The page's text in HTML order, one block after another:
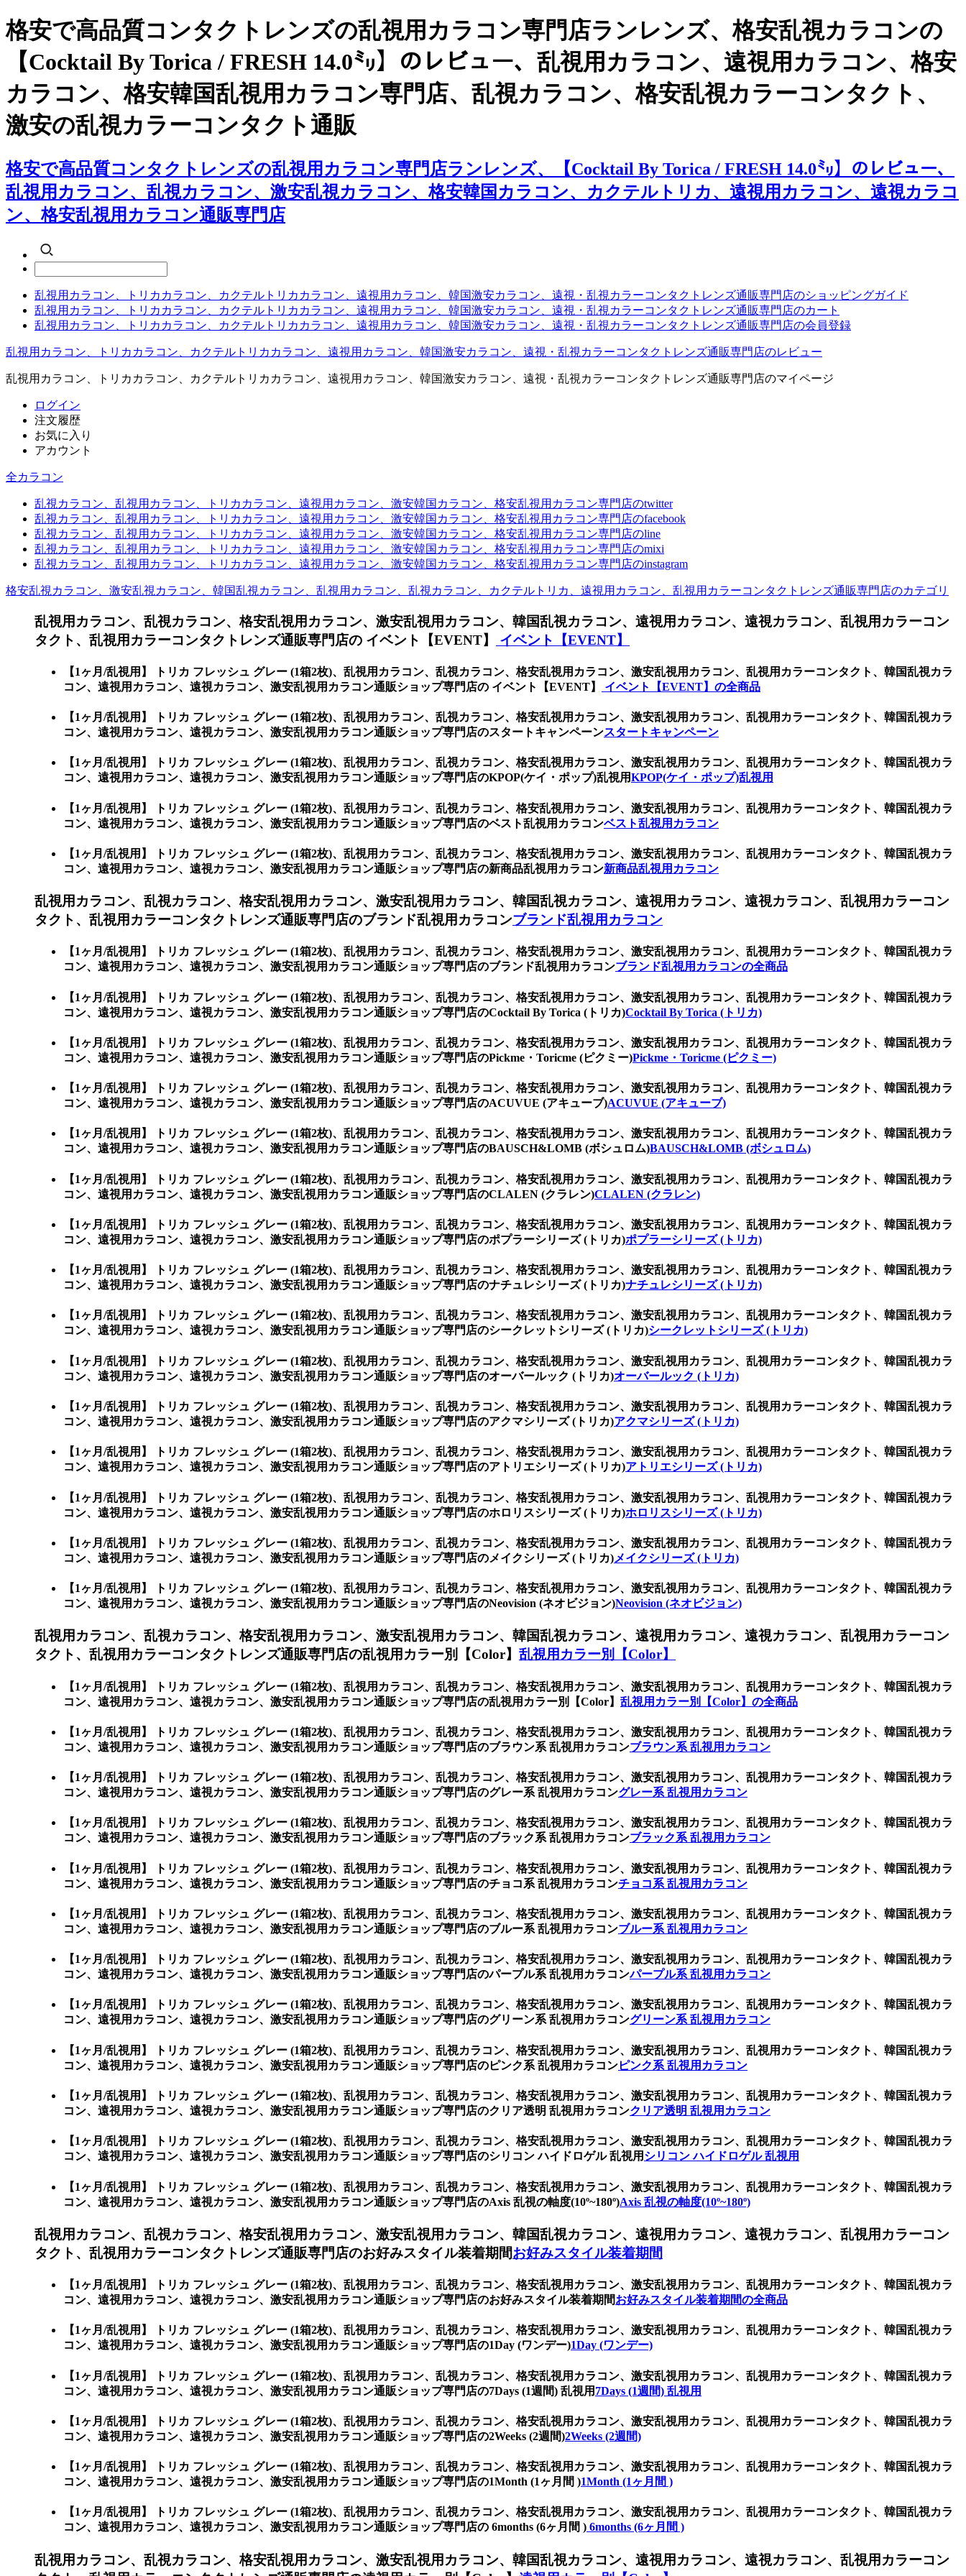
格安で高品質コンタクトレンズの乱視用カラコン専門店ランレンズ、格安乱視カラコンの
【Cocktail By Torica / FRESH 14.0㍉】のレビュー、乱視用カラコン、遠視用カラコン、格安
カラコン、格安韓国乱視用カラコン専門店、乱視カラコン、格安乱視カラーコンタクト、
激安の乱視カラーコンタクト通販
格安で高品質コンタクトレンズの乱視用カラコン専門店ランレンズ、【Cocktail By Torica / FRESH 14.0㍉】のレビュー、
乱視用カラコン、乱視カラコン、激安乱視カラコン、格安韓国カラコン、カクテルトリカ、遠視用カラコン、遠視カラコ
ン、格安乱視用カラコン通販専門店
乱視用カラコン、トリカカラコン、カクテルトリカカラコン、遠視用カラコン、韓国激安カラコン、遠視・乱視カラーコンタクトレンズ通販専門店のショッピングガイド
乱視用カラコン、トリカカラコン、カクテルトリカカラコン、遠視用カラコン、韓国激安カラコン、遠視・乱視カラーコンタクトレンズ通販専門店のカート
乱視用カラコン、トリカカラコン、カクテルトリカカラコン、遠視用カラコン、韓国激安カラコン、遠視・乱視カラーコンタクトレンズ通販専門店の会員登録
乱視用カラコン、トリカカラコン、カクテルトリカカラコン、遠視用カラコン、韓国激安カラコン、遠視・乱視カラーコンタクトレンズ通販専門店のレビュー
乱視用カラコン、トリカカラコン、カクテルトリカカラコン、遠視用カラコン、韓国激安カラコン、遠視・乱視カラーコンタクトレンズ通販専門店のマイページ
ログイン
注文履歴
お気に入り
アカウント
全カラコン
乱視カラコン、乱視用カラコン、トリカカラコン、遠視用カラコン、激安韓国カラコン、格安乱視用カラコン専門店のtwitter
乱視カラコン、乱視用カラコン、トリカカラコン、遠視用カラコン、激安韓国カラコン、格安乱視用カラコン専門店のfacebook
乱視カラコン、乱視用カラコン、トリカカラコン、遠視用カラコン、激安韓国カラコン、格安乱視用カラコン専門店のline
乱視カラコン、乱視用カラコン、トリカカラコン、遠視用カラコン、激安韓国カラコン、格安乱視用カラコン専門店のmixi
乱視カラコン、乱視用カラコン、トリカカラコン、遠視用カラコン、激安韓国カラコン、格安乱視用カラコン専門店のinstagram
格安乱視カラコン、激安乱視カラコン、韓国乱視カラコン、乱視用カラコン、乱視カラコン、カクテルトリカ、遠視用カラコン、乱視用カラーコンタクトレンズ通販専門店のカテゴリ
乱視用カラコン、乱視カラコン、格安乱視用カラコン、激安乱視用カラコン、韓国乱視カラコン、遠視用カラコン、遠視カラコン、乱視用カラーコン
タクト、乱視用カラーコンタクトレンズ通販専門店の イベント【EVENT】
イベント【EVENT】
【1ヶ月/乱視用】 トリカ フレッシュ グレー (1箱2枚)、乱視用カラコン、乱視カラコン、格安乱視用カラコン、激安乱視用カラコン、乱視用カラーコンタクト、韓国乱視カラ
コン、遠視用カラコン、遠視カラコン、激安乱視用カラコン通販ショップ専門店の イベント【EVENT】
イベント【EVENT】の全商品
【1ヶ月/乱視用】 トリカ フレッシュ グレー (1箱2枚)、乱視用カラコン、乱視カラコン、格安乱視用カラコン、激安乱視用カラコン、乱視用カラーコンタクト、韓国乱視カラ
コン、遠視用カラコン、遠視カラコン、激安乱視用カラコン通販ショップ専門店のスタートキャンペーンスタートキャンペーン
【1ヶ月/乱視用】 トリカ フレッシュ グレー (1箱2枚)、乱視用カラコン、乱視カラコン、格安乱視用カラコン、激安乱視用カラコン、乱視用カラーコンタクト、韓国乱視カラ
コン、遠視用カラコン、遠視カラコン、激安乱視用カラコン通販ショップ専門店のKPOP(ケイ・ポップ)乱視用KPOP(ケイ・ポップ)乱視用
【1ヶ月/乱視用】 トリカ フレッシュ グレー (1箱2枚)、乱視用カラコン、乱視カラコン、格安乱視用カラコン、激安乱視用カラコン、乱視用カラーコンタクト、韓国乱視カラ
コン、遠視用カラコン、遠視カラコン、激安乱視用カラコン通販ショップ専門店のベスト乱視用カラコンベスト乱視用カラコン
【1ヶ月/乱視用】 トリカ フレッシュ グレー (1箱2枚)、乱視用カラコン、乱視カラコン、格安乱視用カラコン、激安乱視用カラコン、乱視用カラーコンタクト、韓国乱視カラ
コン、遠視用カラコン、遠視カラコン、激安乱視用カラコン通販ショップ専門店の新商品乱視用カラコン新商品乱視用カラコン
乱視用カラコン、乱視カラコン、格安乱視用カラコン、激安乱視用カラコン、韓国乱視カラコン、遠視用カラコン、遠視カラコン、乱視用カラーコン
タクト、乱視用カラーコンタクトレンズ通販専門店のブランド乱視用カラコンブランド乱視用カラコン
【1ヶ月/乱視用】 トリカ フレッシュ グレー (1箱2枚)、乱視用カラコン、乱視カラコン、格安乱視用カラコン、激安乱視用カラコン、乱視用カラーコンタクト、韓国乱視カラ
コン、遠視用カラコン、遠視カラコン、激安乱視用カラコン通販ショップ専門店のブランド乱視用カラコンブランド乱視用カラコンの全商品
【1ヶ月/乱視用】 トリカ フレッシュ グレー (1箱2枚)、乱視用カラコン、乱視カラコン、格安乱視用カラコン、激安乱視用カラコン、乱視用カラーコンタクト、韓国乱視カラ
コン、遠視用カラコン、遠視カラコン、激安乱視用カラコン通販ショップ専門店のCocktail By Torica (トリカ)Cocktail By Torica (トリカ)
【1ヶ月/乱視用】 トリカ フレッシュ グレー (1箱2枚)、乱視用カラコン、乱視カラコン、格安乱視用カラコン、激安乱視用カラコン、乱視用カラーコンタクト、韓国乱視カラ
コン、遠視用カラコン、遠視カラコン、激安乱視用カラコン通販ショップ専門店のPickme・Toricme (ピクミー)Pickme・Toricme (ピクミー)
【1ヶ月/乱視用】 トリカ フレッシュ グレー (1箱2枚)、乱視用カラコン、乱視カラコン、格安乱視用カラコン、激安乱視用カラコン、乱視用カラーコンタクト、韓国乱視カラ
コン、遠視用カラコン、遠視カラコン、激安乱視用カラコン通販ショップ専門店のACUVUE (アキューブ)ACUVUE (アキューブ)
【1ヶ月/乱視用】 トリカ フレッシュ グレー (1箱2枚)、乱視用カラコン、乱視カラコン、格安乱視用カラコン、激安乱視用カラコン、乱視用カラーコンタクト、韓国乱視カラ
コン、遠視用カラコン、遠視カラコン、激安乱視用カラコン通販ショップ専門店のBAUSCH&LOMB (ボシュロム)BAUSCH&LOMB (ボシュロム)
【1ヶ月/乱視用】 トリカ フレッシュ グレー (1箱2枚)、乱視用カラコン、乱視カラコン、格安乱視用カラコン、激安乱視用カラコン、乱視用カラーコンタクト、韓国乱視カラ
コン、遠視用カラコン、遠視カラコン、激安乱視用カラコン通販ショップ専門店のCLALEN (クラレン)CLALEN (クラレン)
【1ヶ月/乱視用】 トリカ フレッシュ グレー (1箱2枚)、乱視用カラコン、乱視カラコン、格安乱視用カラコン、激安乱視用カラコン、乱視用カラーコンタクト、韓国乱視カラ
コン、遠視用カラコン、遠視カラコン、激安乱視用カラコン通販ショップ専門店のポプラーシリーズ (トリカ)ポプラーシリーズ (トリカ)
【1ヶ月/乱視用】 トリカ フレッシュ グレー (1箱2枚)、乱視用カラコン、乱視カラコン、格安乱視用カラコン、激安乱視用カラコン、乱視用カラーコンタクト、韓国乱視カラ
コン、遠視用カラコン、遠視カラコン、激安乱視用カラコン通販ショップ専門店のナチュレシリーズ (トリカ)ナチュレシリーズ (トリカ)
【1ヶ月/乱視用】 トリカ フレッシュ グレー (1箱2枚)、乱視用カラコン、乱視カラコン、格安乱視用カラコン、激安乱視用カラコン、乱視用カラーコンタクト、韓国乱視カラ
コン、遠視用カラコン、遠視カラコン、激安乱視用カラコン通販ショップ専門店のシークレットシリーズ (トリカ)シークレットシリーズ (トリカ)
【1ヶ月/乱視用】 トリカ フレッシュ グレー (1箱2枚)、乱視用カラコン、乱視カラコン、格安乱視用カラコン、激安乱視用カラコン、乱視用カラーコンタクト、韓国乱視カラ
コン、遠視用カラコン、遠視カラコン、激安乱視用カラコン通販ショップ専門店のオーバールック (トリカ)オーバールック (トリカ)
【1ヶ月/乱視用】 トリカ フレッシュ グレー (1箱2枚)、乱視用カラコン、乱視カラコン、格安乱視用カラコン、激安乱視用カラコン、乱視用カラーコンタクト、韓国乱視カラ
コン、遠視用カラコン、遠視カラコン、激安乱視用カラコン通販ショップ専門店のアクマシリーズ (トリカ)アクマシリーズ (トリカ)
【1ヶ月/乱視用】 トリカ フレッシュ グレー (1箱2枚)、乱視用カラコン、乱視カラコン、格安乱視用カラコン、激安乱視用カラコン、乱視用カラーコンタクト、韓国乱視カラ
コン、遠視用カラコン、遠視カラコン、激安乱視用カラコン通販ショップ専門店のアトリエシリーズ (トリカ)アトリエシリーズ (トリカ)
【1ヶ月/乱視用】 トリカ フレッシュ グレー (1箱2枚)、乱視用カラコン、乱視カラコン、格安乱視用カラコン、激安乱視用カラコン、乱視用カラーコンタクト、韓国乱視カラ
コン、遠視用カラコン、遠視カラコン、激安乱視用カラコン通販ショップ専門店のホロリスシリーズ (トリカ)ホロリスシリーズ (トリカ)
【1ヶ月/乱視用】 トリカ フレッシュ グレー (1箱2枚)、乱視用カラコン、乱視カラコン、格安乱視用カラコン、激安乱視用カラコン、乱視用カラーコンタクト、韓国乱視カラ
コン、遠視用カラコン、遠視カラコン、激安乱視用カラコン通販ショップ専門店のメイクシリーズ (トリカ)メイクシリーズ (トリカ)
【1ヶ月/乱視用】 トリカ フレッシュ グレー (1箱2枚)、乱視用カラコン、乱視カラコン、格安乱視用カラコン、激安乱視用カラコン、乱視用カラーコンタクト、韓国乱視カラ
コン、遠視用カラコン、遠視カラコン、激安乱視用カラコン通販ショップ専門店のNeovision (ネオビジョン)Neovision (ネオビジョン)
乱視用カラコン、乱視カラコン、格安乱視用カラコン、激安乱視用カラコン、韓国乱視カラコン、遠視用カラコン、遠視カラコン、乱視用カラーコン
タクト、乱視用カラーコンタクトレンズ通販専門店の乱視用カラー別【Color】 乱視用カラー別【Color】
【1ヶ月/乱視用】 トリカ フレッシュ グレー (1箱2枚)、乱視用カラコン、乱視カラコン、格安乱視用カラコン、激安乱視用カラコン、乱視用カラーコンタクト、韓国乱視カラ
コン、遠視用カラコン、遠視カラコン、激安乱視用カラコン通販ショップ専門店の乱視用カラー別【Color】 乱視用カラー別【Color】の全商品
【1ヶ月/乱視用】 トリカ フレッシュ グレー (1箱2枚)、乱視用カラコン、乱視カラコン、格安乱視用カラコン、激安乱視用カラコン、乱視用カラーコンタクト、韓国乱視カラ
コン、遠視用カラコン、遠視カラコン、激安乱視用カラコン通販ショップ専門店のブラウン系 乱視用カラコンブラウン系 乱視用カラコン
【1ヶ月/乱視用】 トリカ フレッシュ グレー (1箱2枚)、乱視用カラコン、乱視カラコン、格安乱視用カラコン、激安乱視用カラコン、乱視用カラーコンタクト、韓国乱視カラ
コン、遠視用カラコン、遠視カラコン、激安乱視用カラコン通販ショップ専門店のグレー系 乱視用カラコングレー系 乱視用カラコン
【1ヶ月/乱視用】 トリカ フレッシュ グレー (1箱2枚)、乱視用カラコン、乱視カラコン、格安乱視用カラコン、激安乱視用カラコン、乱視用カラーコンタクト、韓国乱視カラ
コン、遠視用カラコン、遠視カラコン、激安乱視用カラコン通販ショップ専門店のブラック系 乱視用カラコンブラック系 乱視用カラコン
【1ヶ月/乱視用】 トリカ フレッシュ グレー (1箱2枚)、乱視用カラコン、乱視カラコン、格安乱視用カラコン、激安乱視用カラコン、乱視用カラーコンタクト、韓国乱視カラ
コン、遠視用カラコン、遠視カラコン、激安乱視用カラコン通販ショップ専門店のチョコ系 乱視用カラコンチョコ系 乱視用カラコン
【1ヶ月/乱視用】 トリカ フレッシュ グレー (1箱2枚)、乱視用カラコン、乱視カラコン、格安乱視用カラコン、激安乱視用カラコン、乱視用カラーコンタクト、韓国乱視カラ
コン、遠視用カラコン、遠視カラコン、激安乱視用カラコン通販ショップ専門店のブルー系 乱視用カラコンブルー系 乱視用カラコン
【1ヶ月/乱視用】 トリカ フレッシュ グレー (1箱2枚)、乱視用カラコン、乱視カラコン、格安乱視用カラコン、激安乱視用カラコン、乱視用カラーコンタクト、韓国乱視カラ
コン、遠視用カラコン、遠視カラコン、激安乱視用カラコン通販ショップ専門店のパープル系 乱視用カラコンパープル系 乱視用カラコン
【1ヶ月/乱視用】 トリカ フレッシュ グレー (1箱2枚)、乱視用カラコン、乱視カラコン、格安乱視用カラコン、激安乱視用カラコン、乱視用カラーコンタクト、韓国乱視カラ
コン、遠視用カラコン、遠視カラコン、激安乱視用カラコン通販ショップ専門店のグリーン系 乱視用カラコングリーン系 乱視用カラコン
【1ヶ月/乱視用】 トリカ フレッシュ グレー (1箱2枚)、乱視用カラコン、乱視カラコン、格安乱視用カラコン、激安乱視用カラコン、乱視用カラーコンタクト、韓国乱視カラ
コン、遠視用カラコン、遠視カラコン、激安乱視用カラコン通販ショップ専門店のピンク系 乱視用カラコンピンク系 乱視用カラコン
【1ヶ月/乱視用】 トリカ フレッシュ グレー (1箱2枚)、乱視用カラコン、乱視カラコン、格安乱視用カラコン、激安乱視用カラコン、乱視用カラーコンタクト、韓国乱視カラ
コン、遠視用カラコン、遠視カラコン、激安乱視用カラコン通販ショップ専門店のクリア透明 乱視用カラコンクリア透明 乱視用カラコン
【1ヶ月/乱視用】 トリカ フレッシュ グレー (1箱2枚)、乱視用カラコン、乱視カラコン、格安乱視用カラコン、激安乱視用カラコン、乱視用カラーコンタクト、韓国乱視カラ
コン、遠視用カラコン、遠視カラコン、激安乱視用カラコン通販ショップ専門店のシリコン ハイドロゲル 乱視用 シリコン ハイドロゲル 乱視用
【1ヶ月/乱視用】 トリカ フレッシュ グレー (1箱2枚)、乱視用カラコン、乱視カラコン、格安乱視用カラコン、激安乱視用カラコン、乱視用カラーコンタクト、韓国乱視カラ
コン、遠視用カラコン、遠視カラコン、激安乱視用カラコン通販ショップ専門店のAxis 乱視の軸度(10º~180º)Axis 乱視の軸度(10º~180º)
乱視用カラコン、乱視カラコン、格安乱視用カラコン、激安乱視用カラコン、韓国乱視カラコン、遠視用カラコン、遠視カラコン、乱視用カラーコン
タクト、乱視用カラーコンタクトレンズ通販専門店のお好みスタイル装着期間お好みスタイル装着期間
【1ヶ月/乱視用】 トリカ フレッシュ グレー (1箱2枚)、乱視用カラコン、乱視カラコン、格安乱視用カラコン、激安乱視用カラコン、乱視用カラーコンタクト、韓国乱視カラ
コン、遠視用カラコン、遠視カラコン、激安乱視用カラコン通販ショップ専門店のお好みスタイル装着期間お好みスタイル装着期間の全商品
【1ヶ月/乱視用】 トリカ フレッシュ グレー (1箱2枚)、乱視用カラコン、乱視カラコン、格安乱視用カラコン、激安乱視用カラコン、乱視用カラーコンタクト、韓国乱視カラ
コン、遠視用カラコン、遠視カラコン、激安乱視用カラコン通販ショップ専門店の1Day (ワンデー)1Day (ワンデー)
【1ヶ月/乱視用】 トリカ フレッシュ グレー (1箱2枚)、乱視用カラコン、乱視カラコン、格安乱視用カラコン、激安乱視用カラコン、乱視用カラーコンタクト、韓国乱視カラ
コン、遠視用カラコン、遠視カラコン、激安乱視用カラコン通販ショップ専門店の7Days (1週間) 乱視用 7Days (1週間) 乱視用
【1ヶ月/乱視用】 トリカ フレッシュ グレー (1箱2枚)、乱視用カラコン、乱視カラコン、格安乱視用カラコン、激安乱視用カラコン、乱視用カラーコンタクト、韓国乱視カラ
コン、遠視用カラコン、遠視カラコン、激安乱視用カラコン通販ショップ専門店の2Weeks (2週間)2Weeks (2週間)
【1ヶ月/乱視用】 トリカ フレッシュ グレー (1箱2枚)、乱視用カラコン、乱視カラコン、格安乱視用カラコン、激安乱視用カラコン、乱視用カラーコンタクト、韓国乱視カラ
コン、遠視用カラコン、遠視カラコン、激安乱視用カラコン通販ショップ専門店の1Month (1ヶ月間 )1Month (1ヶ月間 )
【1ヶ月/乱視用】 トリカ フレッシュ グレー (1箱2枚)、乱視用カラコン、乱視カラコン、格安乱視用カラコン、激安乱視用カラコン、乱視用カラーコンタクト、韓国乱視カラ
コン、遠視用カラコン、遠視カラコン、激安乱視用カラコン通販ショップ専門店の 6months (6ヶ月間 ) 6months (6ヶ月間 )
乱視用カラコン、乱視カラコン、格安乱視用カラコン、激安乱視用カラコン、韓国乱視カラコン、遠視用カラコン、遠視カラコン、乱視用カラーコン